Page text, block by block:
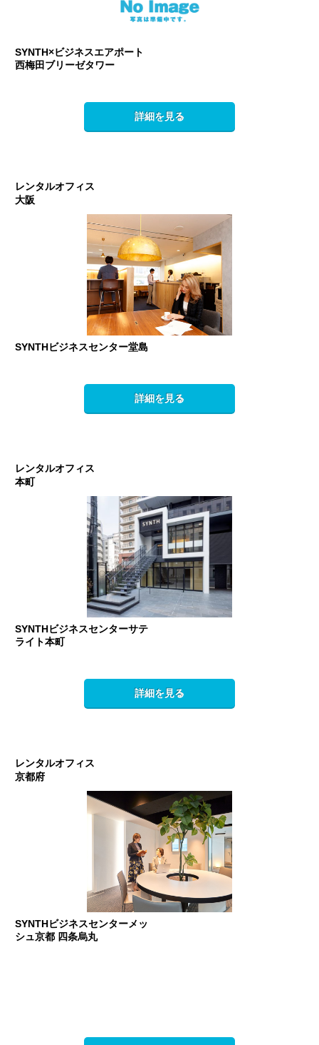
SYNTH×ビジネスエアポート
西梅田ブリーゼタワー
詳細を見る
レンタルオフィス
大阪
SYNTHビジネスセンター堂島
詳細を見る
レンタルオフィス
本町
SYNTHビジネスセンターサテ
ライト本町
詳細を見る
レンタルオフィス
京都府
SYNTHビジネスセンターメッ
シュ京都 四条烏丸